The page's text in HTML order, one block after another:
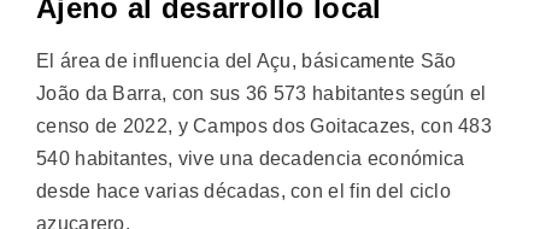
Ajeno al desarrollo local
El área de influencia del Açu, básicamente São
João da Barra, con sus 36 573 habitantes según el
censo de 2022, y Campos dos Goitacazes, con 483
540 habitantes, vive una decadencia económica
desde hace varias décadas, con el fin del ciclo
azucarero.